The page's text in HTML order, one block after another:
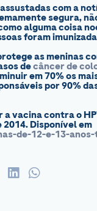
com a
segura,
alguma coisa
foram
as meninas
decâncer de
em 70% os
por 90%
a vacina contra o
2014. Disponível em
de-12-e-13-